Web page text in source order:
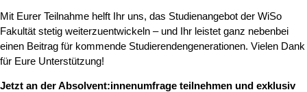
Mit Eurer Teilnahme helft Ihr uns, das Studienangebot der WiSo
Fakultät stetig weiterzuentwickeln – und Ihr leistet ganz nebenbei
einen Beitrag für kommende Studierendengenerationen. Vielen Dank
für Eure Unterstützung!
Jetzt an der Absolvent:innenumfrage teilnehmen und exklusiv